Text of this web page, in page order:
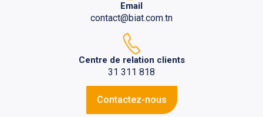
Email
contact@biat.com.tn
Centre de relation clients
31 311 818
Contactez-nous